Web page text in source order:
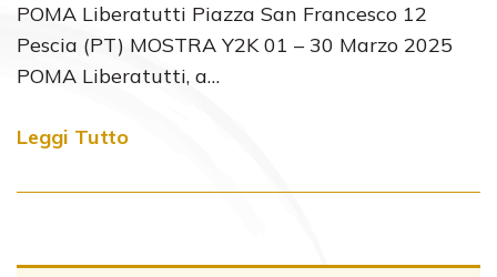
POMA Liberatutti Piazza San Francesco 12
Pescia (PT) MOSTRA Y2K 01 – 30 Marzo 2025
POMA Liberatutti, a…
Leggi Tutto